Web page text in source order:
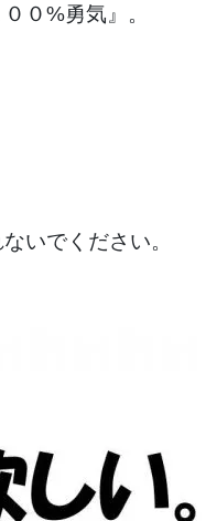
０%勇気』。
いでください。